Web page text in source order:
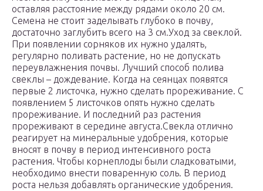
оставляя расстояние между рядами около 20 см.
Семена не стоит заделывать глубоко в почву,
достаточно заглубить всего на 3 см.Уход за свеклой.
При появлении сорняков их нужно удалять,
регулярно поливать растение, но не допускать
переувлажнения почвы. Лучший способ полива
свеклы – дождевание. Когда на сеянцах появятся
первые 2 листочка, нужно сделать прореживание. С
появлением 5 листочков опять нужно сделать
прореживание. И последний раз растения
прореживают в середине августа.Свекла отлично
реагирует на минеральные удобрения, которые
вносят в почву в период интенсивного роста
растения. Чтобы корнеплоды были сладковатыми,
необходимо внести поваренную соль. В период
роста нельзя добавлять органические удобрения.